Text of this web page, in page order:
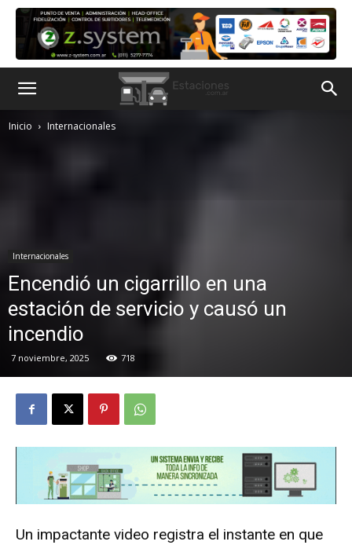
Inicio Internacionales
Internacionales
Encendió un cigarrillo en una
estación de servicio y causó un
incendio
7 noviembre, 2025 718
Un impactante video registra el instante en que